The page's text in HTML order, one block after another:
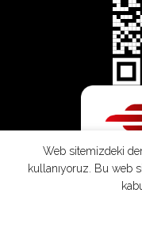
Web sitemizdeki
kullanıyoruz. Bu web